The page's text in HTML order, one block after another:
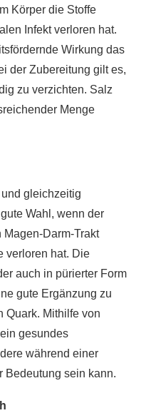
Körper die Stoffe
Infekt verloren hat.
Wirkung das
der Zubereitung gilt es,
zu verzichten. Salz
Menge
gleichzeitig
Wahl, wenn der
Magen-Darm-Trakt
verloren hat. Die
auch in pürierter Form
gute Ergänzung zu
Quark. Mithilfe von
gesundes
während einer
Bedeutung sein kann.